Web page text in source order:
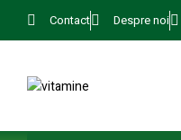
Contact Despre noi